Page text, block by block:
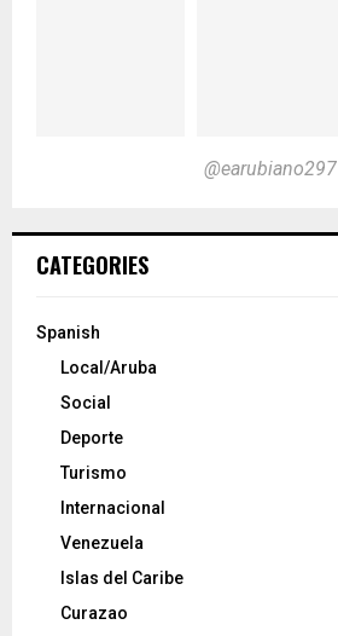
@earubiano297
CATEGORIES
Spanish
Local/Aruba
Social
Deporte
Turismo
Internacional
Venezuela
Islas del Caribe
Curazao